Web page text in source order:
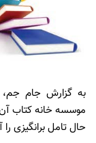
به گزارش جام جم،
موسسه خانه کتاب آن
حال تامل برانگیزی